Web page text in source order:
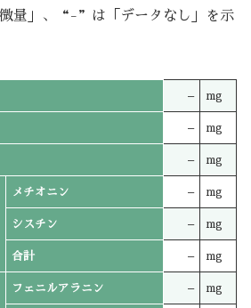
量」、“-”は「データなし」を示
– mg
– mg
– mg
メチオニン – mg
シスチン – mg
合計 – mg
フェニルアラニン – mg